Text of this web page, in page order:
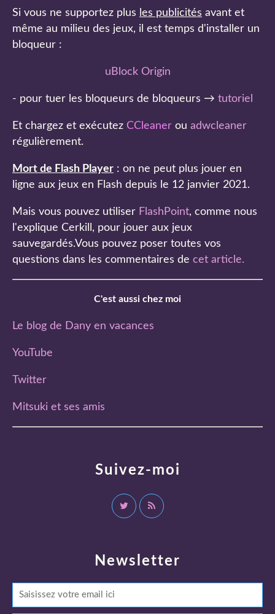
Newsletter
Suivez-moi
Si vous ne supportez plus les publicités avant et
même au milieu des jeux, il est temps d'installer un
bloqueur :
uBlock Origin
- pour tuer les bloqueurs de bloqueurs → tutoriel
Et chargez et exécutez CCleaner ou adwcleaner
régulièrement.
Mort de Flash Player : on ne peut plus jouer en
ligne aux jeux en Flash depuis le 12 janvier 2021.
Mais vous pouvez utiliser FlashPoint, comme nous
l'explique Cerkill, pour jouer aux jeux
sauvegardés.Vous pouvez poser toutes vos
questions dans les commentaires de cet article.
C'est aussi chez moi
Le blog de Dany en vacances
YouTube
Twitter
Mitsuki et ses amis